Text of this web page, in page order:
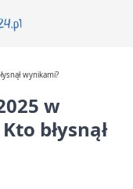
wynikami?
w
błysnął